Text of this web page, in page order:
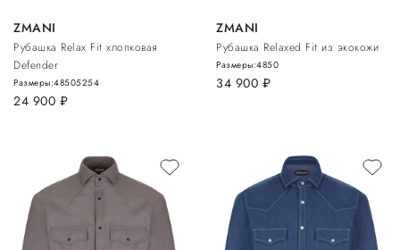
ZMANI
Рубашка Relax Fit хлопковая
Defender
24 900 руб.
Размеры:48505254
ZMANI
Рубашка Relaxed Fit из экокожи
34 900 руб.
Размеры:4850